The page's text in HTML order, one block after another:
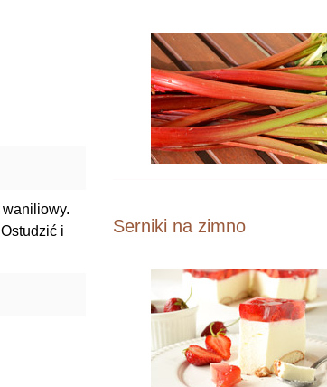
i
Serniki na zimno